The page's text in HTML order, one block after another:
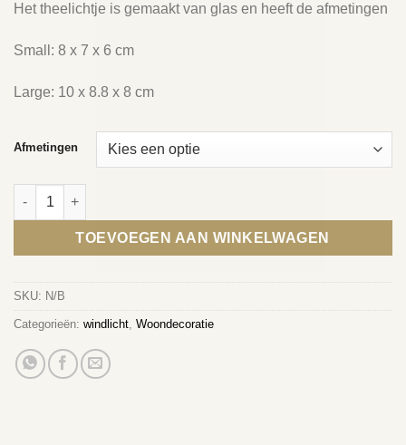
Het theelichtje is gemaakt van glas en heeft de afmetingen
Small: 8 x 7 x 6 cm
Large: 10 x 8.8 x 8 cm
Afmetingen
ZEBRA WINDLICHTJE aantal
TOEVOEGEN AAN WINKELWAGEN
SKU: N/B
Categorieën: windlicht Woondecoratie